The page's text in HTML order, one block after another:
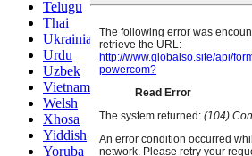
Telugu
Thai
Ukrainian
Urdu
Uzbek
Vietnamese
Welsh
Xhosa
Yiddish
Yoruba